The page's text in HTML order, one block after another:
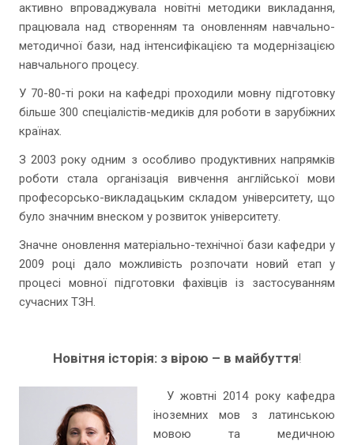
активно впроваджувала новітні методики викладання,
працювала над створенням та оновленням навчально-
методичної бази, над інтенсифікацією та модернізацією
навчального процесу.
У 70-80-ті роки на кафедрі проходили мовну підготовку
більше 300 спеціалістів-медиків для роботи в зарубіжних
країнах.
З 2003 року одним з особливо продуктивних напрямків
роботи стала організація вивчення англійської мови
професорсько-викладацьким складом університету, що
було значним внеском у розвиток університету.
Значне оновлення матеріально-технічної бази кафедри у
2009 році дало можливість розпочати новий етап у
процесі мовної підготовки фахівців із застосуванням
сучасних ТЗН.
Новітня історія: з вірою – в майбуття!
У жовтні 2014 року кафедра
іноземних мов з латинською
мовою та медичною